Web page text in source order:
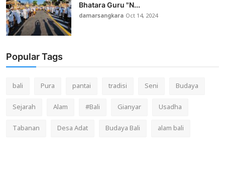
Bhatara Guru "N...
damarsangkara Oct 14, 2024
Popular Tags
bali Pura pantai tradisi Seni
Budaya
Sejarah
Alam #Bali Gianyar
Usadha
Tabanan
Desa Adat Budaya Bali alam bali